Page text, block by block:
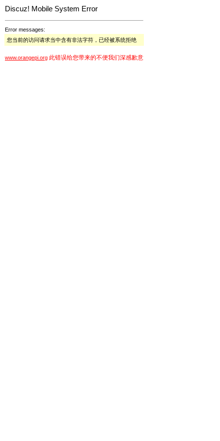
Discuz! Mobile System Error
Error messages:
您当前的访问请求当中含有非法字符，已经被系统拒绝
www.orangepi.org 此错误给您带来的不便我们深感歉意